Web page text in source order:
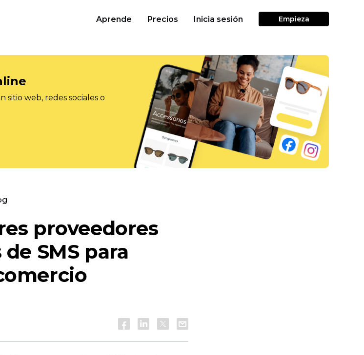
Aprende Precios Inicia sesión Empieza
web, redes sociales o
proveedores
SMS para